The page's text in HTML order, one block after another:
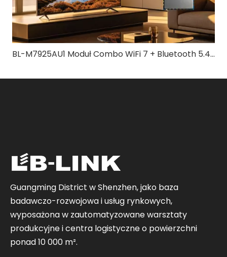
BL-M7925AU1 Moduł Combo WiFi 7 + Bluetooth 5.4 | Szybkie, trójzakresowe rozwiązanie bezprzewodowe
Guangming District w Shenzhen, jako baza
badawczo-rozwojowa i usług rynkowych,
wyposażona w zautomatyzowane warsztaty
produkcyjne i centra logistyczne o powierzchni
ponad 10 000 m².